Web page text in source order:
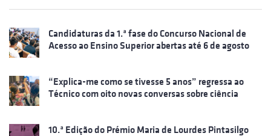
Candidaturas da 1.ª fase do Concurso Nacional de
Acesso ao Ensino Superior abertas até 6 de agosto
“Explica-me como se tivesse 5 anos” regressa ao
Técnico com oito novas conversas sobre ciência
10.ª Edição do Prémio Maria de Lourdes Pintasilgo